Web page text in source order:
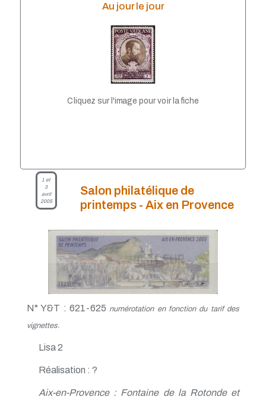
Au jour le jour
Cliquez sur l'image pour voir la fiche
1 et
3
avril
2005
Salon philatélique de
printemps - Aix en Provence
N° Y&T : 621-625 numérotation en fonction du tarif des
vignettes.
Lisa 2
Réalisation : ?
Aix-en-Provence : Fontaine de la Rotonde et